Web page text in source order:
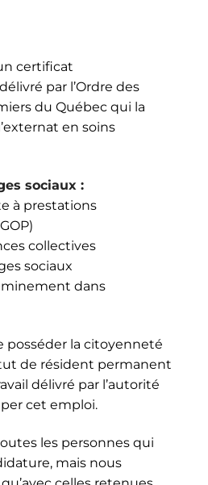
certificat
par l’Ordre des
du Québec qui la
en soins
sociaux :
à prestations
collectives
sociaux
dans
posséder la citoyenneté
de résident permanent
délivré par l’autorité
cet emploi.
les personnes qui
mais nous